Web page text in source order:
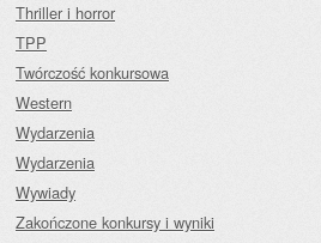
Thriller i horror
TPP
Twórczość konkursowa
Western
Wydarzenia
Wydarzenia
Wywiady
Zakończone konkursy i wyniki